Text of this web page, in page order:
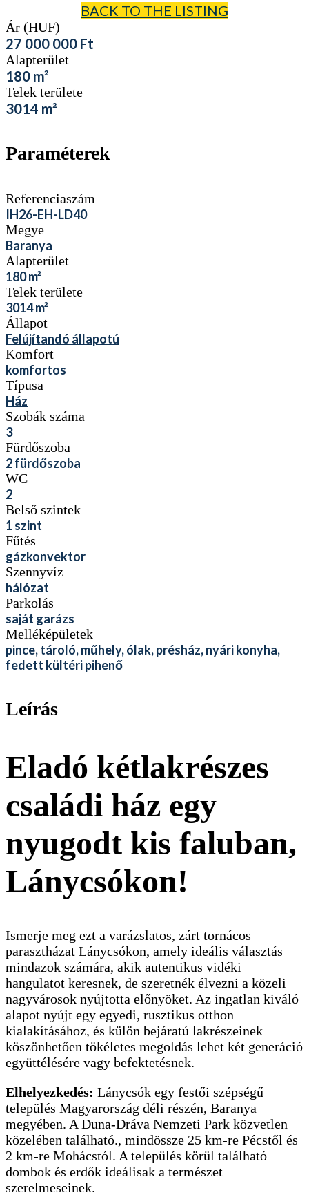
BACK TO THE LISTING
Ár (HUF)
27 000 000 Ft
Alapterület
180 m²
Telek területe
3014 m²
Paraméterek
Referenciaszám
IH26-EH-LD40
Megye
Baranya
Alapterület
180m²
Telek területe
3014m²
Állapot
Felújítandó állapotú
Komfort
komfortos
Típusa
Ház
Szobák száma
3
Fürdőszoba
2fürdőszoba
WC
2
Belső szintek
1 szint
Fűtés
gázkonvektor
Szennyvíz
hálózat
Parkolás
saját garázs
Melléképületek
pince, tároló, műhely, ólak, présház, nyári konyha,
fedett kültéri pihenő
Leírás
Eladó kétlakrészes
családi ház egy
nyugodt kis faluban,
Lánycsókon!
Ismerje meg ezt a varázslatos, zárt tornácos
parasztházat Lánycsókon, amely ideális választás
mindazok számára, akik autentikus vidéki
hangulatot keresnek, de szeretnék élvezni a közeli
nagyvárosok nyújtotta előnyöket. Az ingatlan kiváló
alapot nyújt egy egyedi, rusztikus otthon
kialakításához, és külön bejáratú lakrészeinek
köszönhetően tökéletes megoldás lehet két generáció
együttélésére vagy befektetésnek.
Elhelyezkedés: Lánycsók egy festői szépségű
település Magyarország déli részén, Baranya
megyében. A Duna-Dráva Nemzeti Park közvetlen
közelében található., mindössze 25 km-re Pécstől és
2 km-re Mohácstól. A település körül található
dombok és erdők ideálisak a természet
szerelmeseinek.